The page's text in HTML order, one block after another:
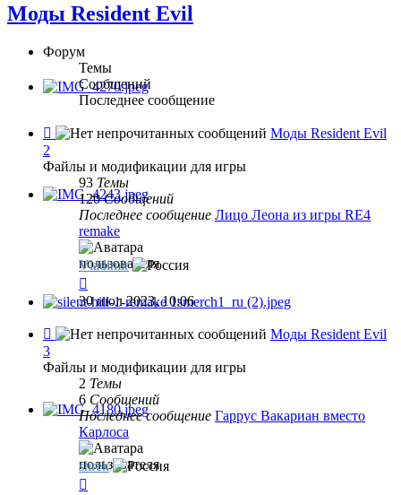
Моды Resident Evil
Форум
Темы
Сообщений
Последнее сообщение
Канал
Моды
Resident
Evil
Моды Resident Evil
2
Файлы и модификации для игры
93 Темы
120Сообщений
Последнее сообщение Лицо Леона из игры RE4
remake
Vladimir
к
последнему
сообщению
30 июл 2023, 10:06
Канал
Моды
Resident
3
Моды Resident Evil
3
Файлы и модификации для игры
2 Темы
6 Сообщений
Последнее сообщение Гаррус Вакариан вместо
Карлоса
shrek